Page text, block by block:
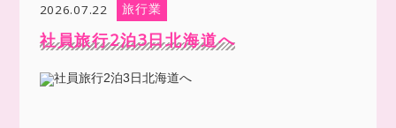
2026.07.22 旅行業
社員旅行2泊3日北海道へ